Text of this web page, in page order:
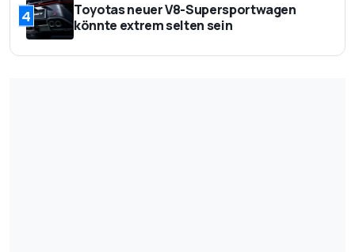
4
Toyotas neuer V8-Supersportwagen
könnte extrem selten sein